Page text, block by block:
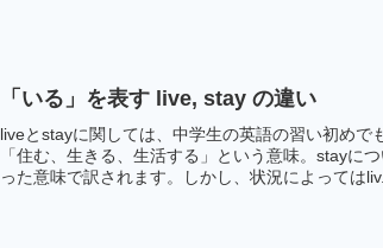
「いる」を表す live, stay の違い
liveとstayに関しては、中学生の英語の習い初め
「住む、生きる、生活する」という意味。stayに
った意味で訳されます。しかし、状況によっては